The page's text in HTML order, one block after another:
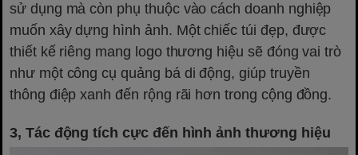
sử dụng mà còn phụ thuộc vào cách doanh nghiệp
muốn xây dựng hình ảnh. Một chiếc túi đẹp, được
thiết kế riêng mang logo thương hiệu sẽ đóng vai trò
như một công cụ quảng bá di động, giúp truyền
thông điệp xanh đến rộng rãi hơn trong cộng đồng.
3, Tác động tích cực đến hình ảnh thương hiệu